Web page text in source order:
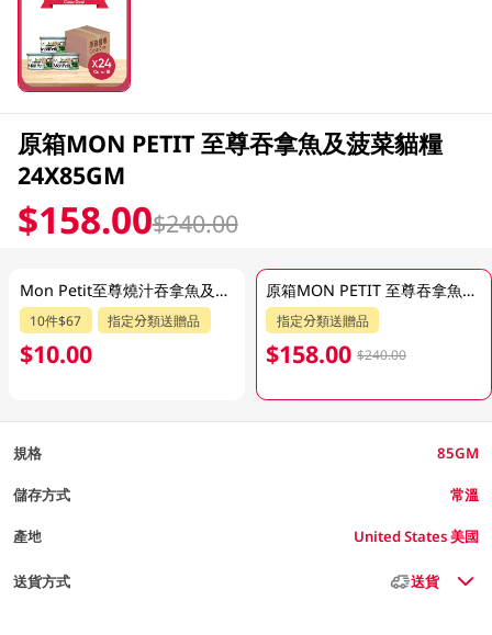
原箱MON PETIT 至尊吞拿魚及菠菜貓糧
24X85GM
$158.00$240.00
Mon Petit至尊燒汁吞拿魚及菠菜貓糧 85GM
10件$67 指定分類送贈品
$10.00
原箱MON PETIT 至尊吞拿魚及菠菜貓糧 24X85GM
指定分類送贈品
$158.00 $240.00
規格 85GM
儲存方式 常溫
產地 United States 美國
送貨方式 送貨